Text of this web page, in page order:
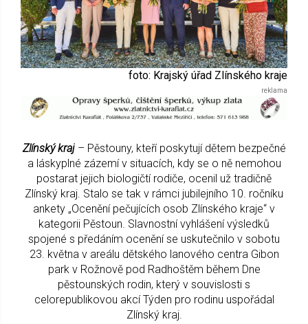
foto: Krajský úřad Zlínského kraje
Zlínský kraj – Pěstouny, kteří poskytují dětem bezpečné
a láskyplné zázemí v situacích, kdy se o ně nemohou
postarat jejich biologičtí rodiče, ocenil už tradičně
Zlínský kraj. Stalo se tak v rámci jubilejního 10. ročníku
ankety „Ocenění pečujících osob Zlínského kraje“ v
kategorii Pěstoun. Slavnostní vyhlášení výsledků
spojené s předáním ocenění se uskutečnilo v sobotu
23. května v areálu dětského lanového centra Gibon
park v Rožnově pod Radhoštěm během Dne
pěstounských rodin, který v souvislosti s
celorepublikovou akcí Týden pro rodinu uspořádal
Zlínský kraj.